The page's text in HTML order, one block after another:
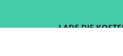
LADE DIE